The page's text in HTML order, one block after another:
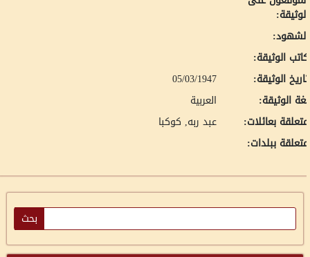
الوثيقة:
الوثيقة:
05/03/1947
الوثيقة:
العربية
بعائلات:
عبد ربه, كوكبا
ببلدات: